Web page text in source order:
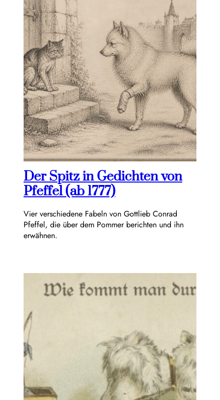
Der Spitz in Gedichten von
Pfeffel (ab 1777)
Vier verschiedene Fabeln von Gottlieb Conrad
Pfeffel, die über dem Pommer berichten und ihn
erwähnen.